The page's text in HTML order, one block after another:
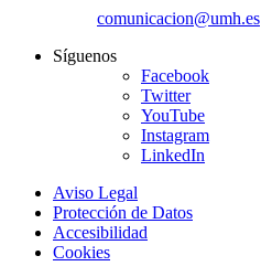
comunicacion@umh.es
Síguenos
Facebook
Twitter
YouTube
Instagram
LinkedIn
Aviso Legal
Protección de Datos
Accesibilidad
Cookies